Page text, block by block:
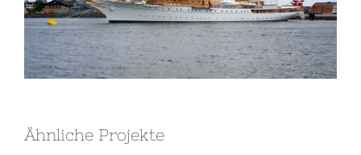
Ähnliche Projekte